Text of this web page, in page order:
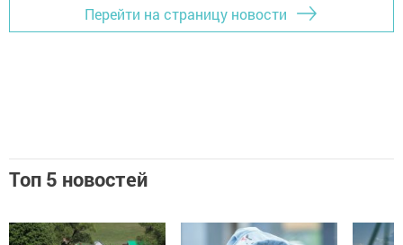
Перейти на страницу новости
Топ 5 новостей